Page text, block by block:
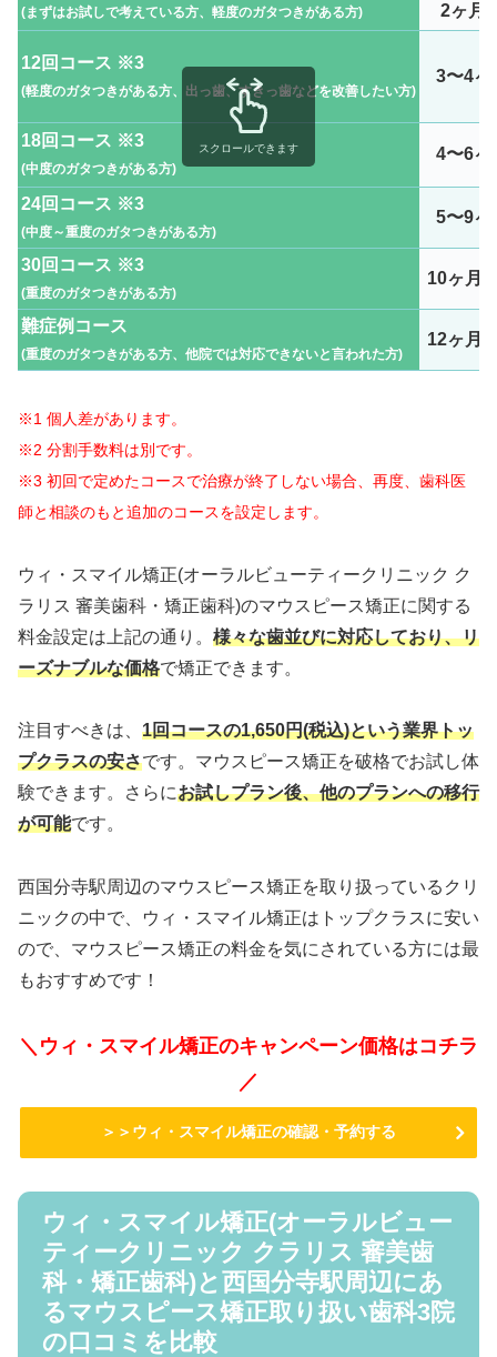
(まずはお試しで考えている方、軽度のガタつきがある方)
2ヶ月
12回コース ※3
(軽度のガタつきがある方、出っ歯、すきっ歯などを改善したい方)
3〜4ヶ
18回コース ※3
(中度のガタつきがある方)
4〜6ヶ
24回コース ※3
(中度～重度のガタつきがある方)
5〜9ヶ
30回コース ※3
(重度のガタつきがある方)
10ヶ月
難症例コース
(重度のガタつきがある方、他院では対応できないと言われた方)
12ヶ月
スクロールできます
※1 個人差があります。
※2 分割手数料は別です。
※3 初回で定めたコースで治療が終了しない場合、再度、歯科医
師と相談のもと追加のコースを設定します。
ウィ・スマイル矯正(オーラルビューティークリニック ク
ラリス 審美歯科・矯正歯科)のマウスピース矯正に関する
料金設定は上記の通り。 様々な歯並びに対応しており、リ
ーズナブルな価格で矯正できます。
注目すべきは、 1回コースの1,650円(税込)という業界トッ
プクラスの安さです。マウスピース矯正を破格でお試し体
験できます。さらにお試しプラン後、他のプランへの移行
が可能です。
西国分寺駅周辺のマウスピース矯正を取り扱っているクリ
ニックの中で、ウィ・スマイル矯正はトップクラスに安い
ので、マウスピース矯正の料金を気にされている方には最
もおすすめです！
＼ウィ・スマイル矯正のキャンペーン価格はコチラ
／
＞＞ウィ・スマイル矯正の確認・予約する
ウィ・スマイル矯正(オーラルビュー
ティークリニック クラリス 審美歯
科・矯正歯科)と西国分寺駅周辺にあ
るマウスピース矯正取り扱い歯科3院
の口コミを比較